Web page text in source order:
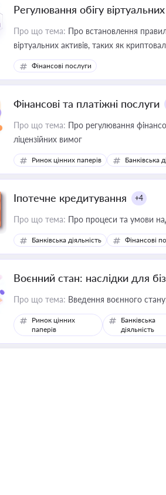
Регулювання обігу віртуальних
Про що тема: Про встановлення
віртуальних активів, таких як
Фінансові послуги
Фінансові та платіжні послуги
Про що тема: Про регулювання фінансових і платіжних послуг,
ліцензійних вимог
Ринок цінних паперів Банківська
Іпотечне кредитування +4
Про що тема: Про процеси та умови
Банківська діяльність Фінансові
Воєнний стан: наслідки для
Про що тема: Введення воєнного
Ринок цінних
паперів
Банківська
діяльність